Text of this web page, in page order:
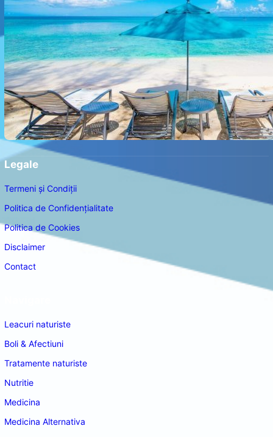
Legale
Termeni și Condiții
Politica de Confidențialitate
Politica de Cookies
Disclaimer
Contact
Leacuri naturiste
Boli & Afectiuni
Tratamente naturiste
Nutritie
Medicina
Medicina Alternativa